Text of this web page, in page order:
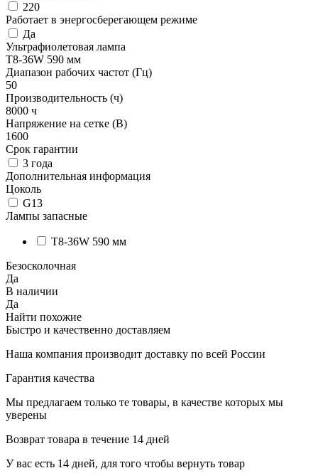
220
Работает в энергосберегающем режиме
Да
Ультрафиолетовая лампа
T8-36W 590 мм
Диапазон рабочих частот (Гц)
50
Производительность (ч)
8000 ч
Напряжение на сетке (В)
1600
Срок гарантии
3 года
Дополнительная информация
Цоколь
G13
Лампы запасные
T8-36W 590 мм
Безосколочная
Да
В наличии
Да
Найти похожие
Быстро и качественно доставляем
Наша компания производит доставку по всей России
Гарантия качества
Мы предлагаем только те товары, в качестве которых мы
уверены
Возврат товара в течение 14 дней
У вас есть 14 дней, для того чтобы вернуть товар